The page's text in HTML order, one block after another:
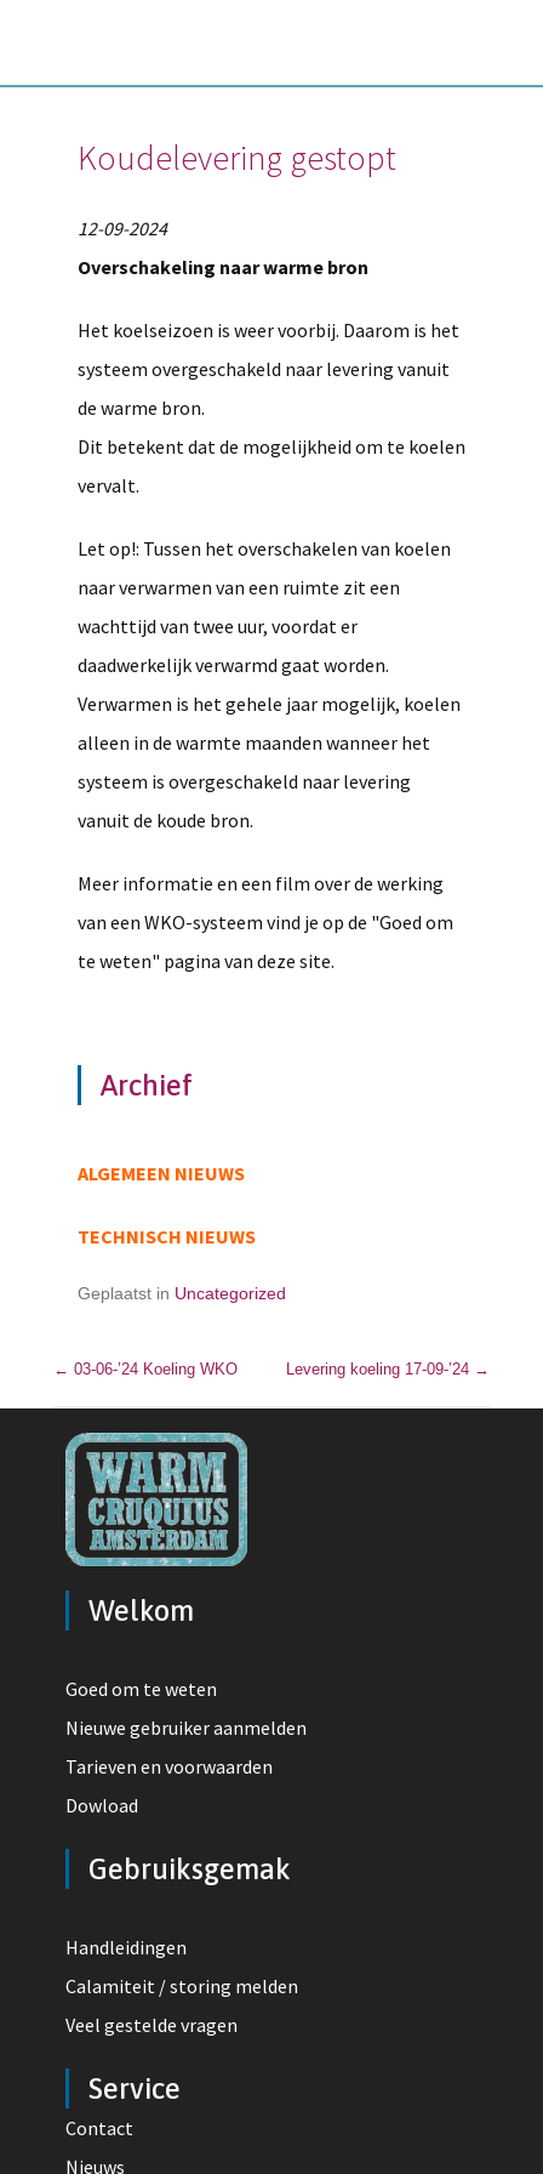
Archief
ALGEMEEN NIEUWS
TECHNISCH NIEUWS
Koudelevering gestopt
12-09-2024
Overschakeling naar warme bron
Het koelseizoen is weer voorbij. Daarom is het
systeem overgeschakeld naar levering vanuit
de warme bron.
Dit betekent dat de mogelijkheid om te koelen
vervalt.
Let op!: Tussen het overschakelen van koelen
naar verwarmen van een ruimte zit een
wachttijd van twee uur, voordat er
daadwerkelijk verwarmd gaat worden.
Verwarmen is het gehele jaar mogelijk, koelen
alleen in de warmte maanden wanneer het
systeem is overgeschakeld naar levering
vanuit de koude bron.
Meer informatie en een film over de werking
van een WKO-systeem vind je op de "Goed om
te weten" pagina van deze site.
Geplaatst in Uncategorized
Bericht navigatie
← 03-06-’24 Koeling WKO Levering koeling 17-09-’24 →
Welkom
Goed om te weten
Nieuwe gebruiker aanmelden
Tarieven en voorwaarden
Dowload
Gebruiksgemak
Handleidingen
Calamiteit / storing melden
Veel gestelde vragen
Service
Contact
Nieuws